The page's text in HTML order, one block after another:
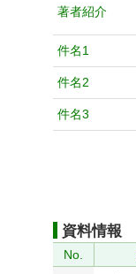
著者紹介
件名1
件名2
件名3
資料情報
No.